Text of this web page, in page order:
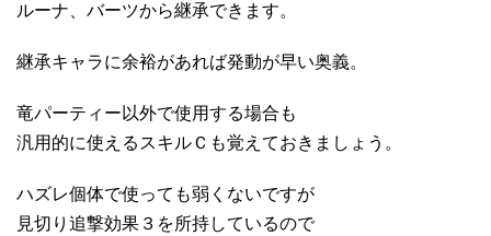
ルーナ、バーツから継承できます。
継承キャラに余裕があれば発動が早い奥義。
竜パーティー以外で使用する場合も
汎用的に使えるスキルＣも覚えておきましょう。
ハズレ個体で使っても弱くないですが
見切り追撃効果３を所持しているので